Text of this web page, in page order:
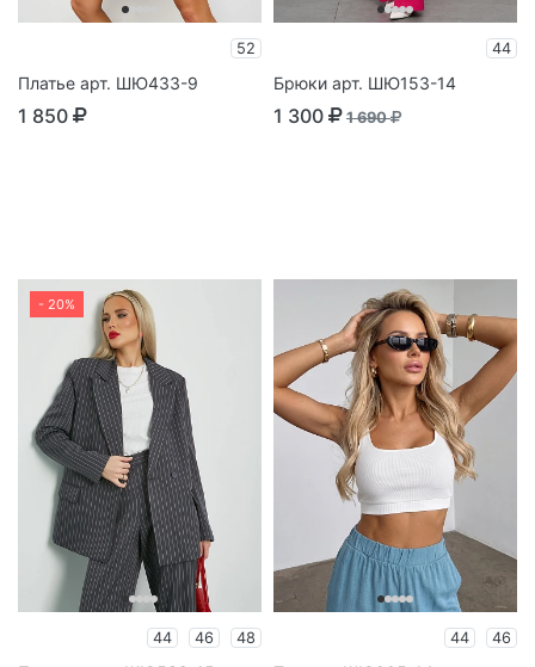
52
Платье арт. ШЮ433-9
1 850
44
Брюки арт. ШЮ153-14
1 300 1 690
- 20%
44 46 48 44 46